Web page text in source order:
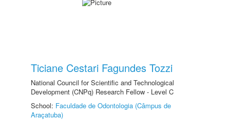
Ticiane Cestari Fagundes Tozzi
National Council for Scientific and Technological
Development (CNPq) Research Fellow - Level C
School: Faculdade de Odontologia (Câmpus de
Araçatuba)